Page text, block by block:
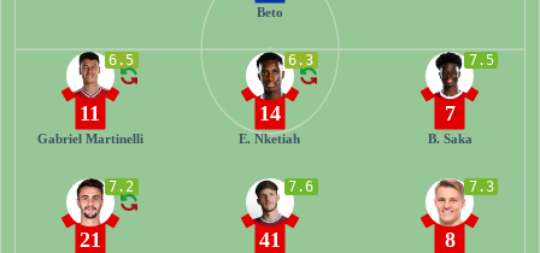
Beto
7.2
21
7.6
41
7.3
8
6.5
11
Gabriel Martinelli
6.3
14
E. Nketiah
7.5
7
B. Saka